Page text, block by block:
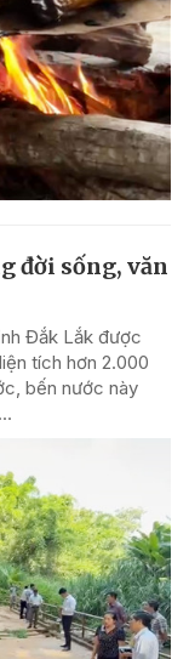
đời sống, văn
Đắk Lắk được
tích hơn 2.000
bến nước này